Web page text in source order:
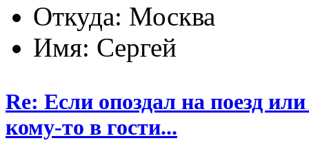
Откуда: Москва
Имя: Сергей
Re: Если опоздал на поезд
кому-то в гости...